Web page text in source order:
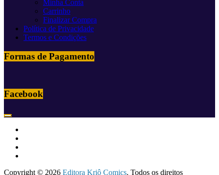
Minha Conta
Carrinho
Finalizar Compra
Política de Privacidade
Termos e Condições
Formas de Pagamento
Facebook
Copyright © 2026 Editora Kriô Comics. Todos os direitos